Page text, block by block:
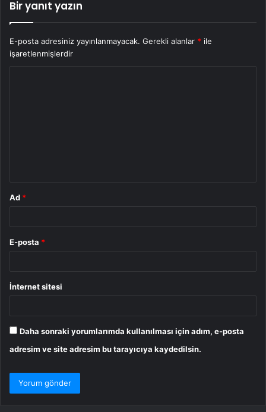
Bir yanıt yazın
E-posta adresiniz yayınlanmayacak. Gerekli alanlar * ile
işaretlenmişlerdir
Ad *
E-posta *
İnternet sitesi
Daha sonraki yorumlarımda kullanılması için adım, e-posta
adresim ve site adresim bu tarayıcıya kaydedilsin.